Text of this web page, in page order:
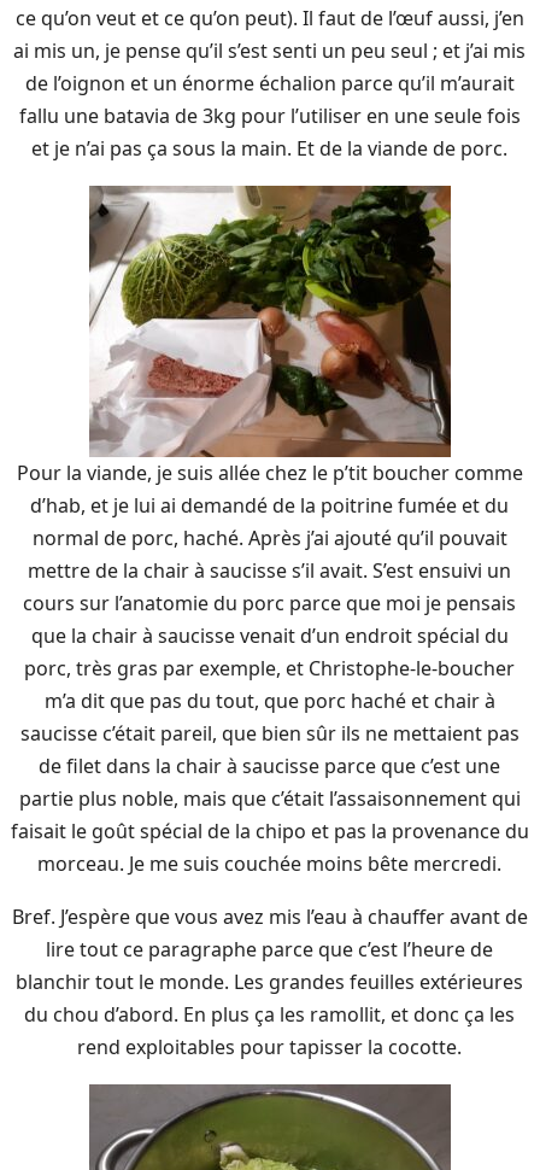
ce qu’on veut et ce qu’on peut). Il faut de l’œuf aussi, j’en
ai mis un, je pense qu’il s’est senti un peu seul ; et j’ai mis
de l’oignon et un énorme échalion parce qu’il m’aurait
fallu une batavia de 3kg pour l’utiliser en une seule fois
et je n’ai pas ça sous la main. Et de la viande de porc.
Pour la viande, je suis allée chez le p’tit boucher comme
d’hab, et je lui ai demandé de la poitrine fumée et du
normal de porc, haché. Après j’ai ajouté qu’il pouvait
mettre de la chair à saucisse s’il avait. S’est ensuivi un
cours sur l’anatomie du porc parce que moi je pensais
que la chair à saucisse venait d’un endroit spécial du
porc, très gras par exemple, et Christophe-le-boucher
m’a dit que pas du tout, que porc haché et chair à
saucisse c’était pareil, que bien sûr ils ne mettaient pas
de filet dans la chair à saucisse parce que c’est une
partie plus noble, mais que c’était l’assaisonnement qui
faisait le goût spécial de la chipo et pas la provenance du
morceau. Je me suis couchée moins bête mercredi.
Bref. J’espère que vous avez mis l’eau à chauffer avant de
lire tout ce paragraphe parce que c’est l’heure de
blanchir tout le monde. Les grandes feuilles extérieures
du chou d’abord. En plus ça les ramollit, et donc ça les
rend exploitables pour tapisser la cocotte.